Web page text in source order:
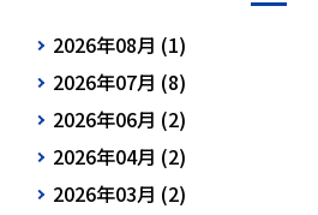
2026年08月 (1)
2026年07月 (8)
2026年06月 (2)
2026年04月 (2)
2026年03月 (2)